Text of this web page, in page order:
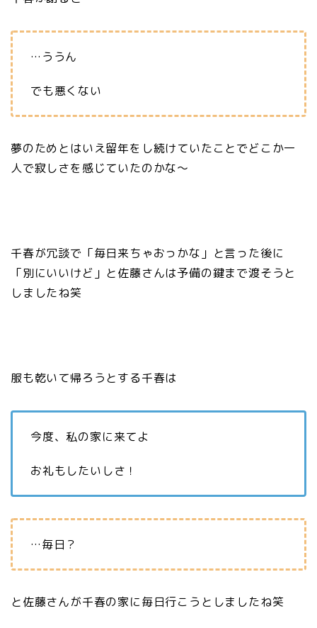
…ううん
でも悪くない
夢のためとはいえ留年をし続けていたことでどこか一
人で寂しさを感じていたのかな〜
千春が冗談で「毎日来ちゃおっかな」と言った後に
「別にいいけど」と佐藤さんは予備の鍵まで渡そうと
しましたね笑
服も乾いて帰ろうとする千春は
今度、私の家に来てよ
お礼もしたいしさ！
…毎日？
と佐藤さんが千春の家に毎日行こうとしましたね笑